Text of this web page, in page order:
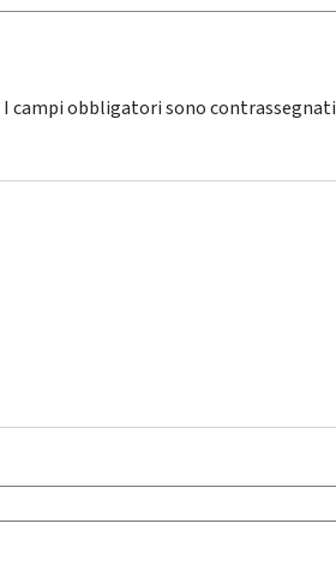
I campi obbligatori sono contrassegnati